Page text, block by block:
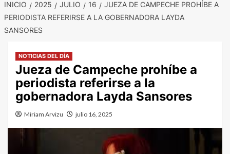
INICIO 2025 JULIO 16
JUEZA DE CAMPECHE PROHÍBE A
PERIODISTA REFERIRSE A LA GOBERNADORA LAYDA
SANSORES
NOTICIAS DEL DÍA
Jueza de Campeche prohíbe a
periodista referirse a la
gobernadora Layda Sansores
Miriam Arvizu julio 16, 2025